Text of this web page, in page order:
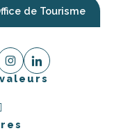
de Tourisme